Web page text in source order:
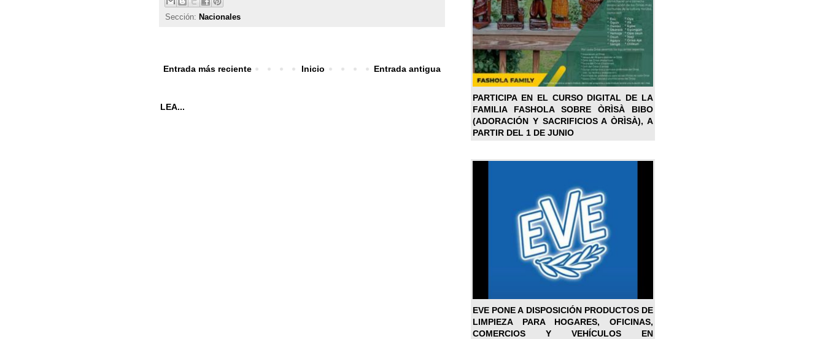
Sección: Nacionales
Entrada más reciente Entrada antigua
Inicio
LEA...
PARTICIPA EN EL CURSO DIGITAL DE LA
FAMILIA FASHOLA SOBRE ÒRÌSÀ BIBO
(ADORACIÓN Y SACRIFICIOS A ÒRÌSÀ), A
PARTIR DEL 1 DE JUNIO
EVE PONE A DISPOSICIÓN PRODUCTOS DE
LIMPIEZA PARA HOGARES, OFICINAS,
COMERCIOS Y VEHÍCULOS EN